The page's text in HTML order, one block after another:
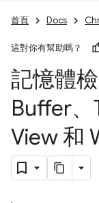
首頁 Docs
這對你有幫助嗎？
記憶體
Buffer、
View 和